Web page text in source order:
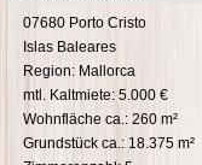
07680 Porto Cristo
Islas Baleares
Region: Mallorca
mtl. Kaltmiete: 5.000 €
Wohnfläche ca.: 260 m²
Grundstück ca.: 18.375 m²